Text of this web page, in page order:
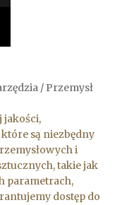
/ Przemysł
jakości,
są niezbędny
i
takie jak
parametrach,
dostęp do